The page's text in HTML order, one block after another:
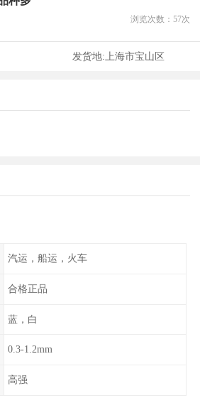
浏览次数： 57次
发货地: 上海市宝山区
汽运，船运，火车
合格正品
蓝，白
0.3-1.2mm
高强